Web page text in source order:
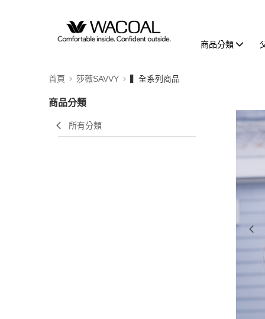
商品分類
首頁 莎薇SAVVY ▍全系列商品
商品分類
所有分類